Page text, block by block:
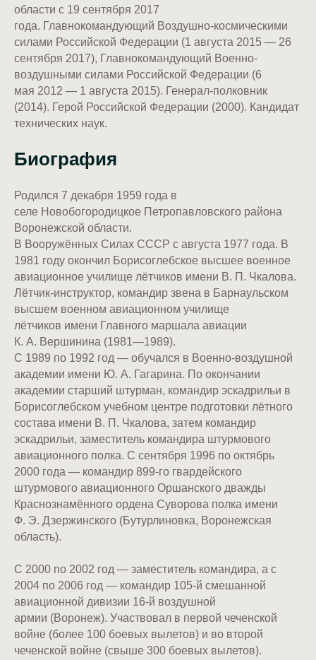
области с 19 сентября 2017
года. Главнокомандующий Воздушно-космическими
силами Российской Федерации (1 августа 2015 — 26
сентября 2017), Главнокомандующий Военно-
воздушными силами Российской Федерации (6
мая 2012 — 1 августа 2015). Генерал-полковник
(2014). Герой Российской Федерации (2000). Кандидат
технических наук.
Биография
Родился 7 декабря 1959 года в
селе Новобогородицкое Петропавловского района
Воронежской области.
В Вооружённых Силах СССР с августа 1977 года. В
1981 году окончил Борисоглебское высшее военное
авиационное училище лётчиков имени В. П. Чкалова.
Лётчик-инструктор, командир звена в Барнаульском
высшем военном авиационном училище
лётчиков имени Главного маршала авиации
К. А. Вершинина (1981—1989).
С 1989 по 1992 год — обучался в Военно-воздушной
академии имени Ю. А. Гагарина. По окончании
академии старший штурман, командир эскадрильи в
Борисоглебском учебном центре подготовки лётного
состава имени В. П. Чкалова, затем командир
эскадрильи, заместитель командира штурмового
авиационного полка. С сентября 1996 по октябрь
2000 года — командир 899-го гвардейского
штурмового авиационного Оршанского дважды
Краснознамённого ордена Суворова полка имени
Ф. Э. Дзержинского (Бутурлиновка, Воронежская
область).
С 2000 по 2002 год — заместитель командира, а с
2004 по 2006 год — командир 105-й смешанной
авиационной дивизии 16-й воздушной
армии (Воронеж). Участвовал в первой чеченской
войне (более 100 боевых вылетов) и во второй
чеченской войне (свыше 300 боевых вылетов).